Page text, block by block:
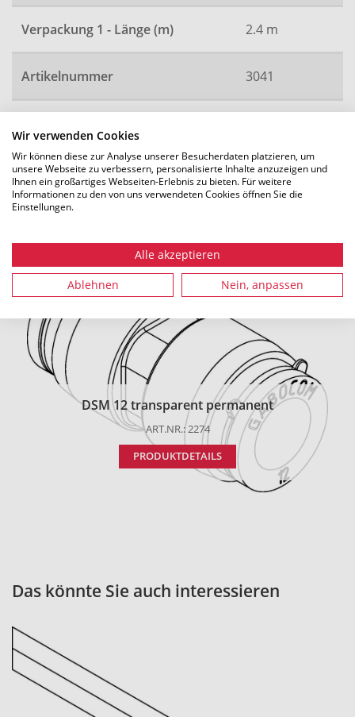
Wir verwenden Cookies
Wir können diese zur Analyse unserer Besucherdaten platzieren, um
unsere Webseite zu verbessern, personalisierte Inhalte anzuzeigen und
Ihnen ein großartiges Webseiten-Erlebnis zu bieten. Für weitere
Informationen zu den von uns verwendeten Cookies öffnen Sie die
Einstellungen.
Alle akzeptieren
Ablehnen Nein, anpassen
Verpackung 1 - Länge (m) 2.4 m
Artikelnummer 3041
Alle Maße in mm. Technische Änderungen vorbehalten.
DSM 12 transparent permanent
ART.NR.: 2274
PRODUKTDETAILS
Das könnte Sie auch interessieren